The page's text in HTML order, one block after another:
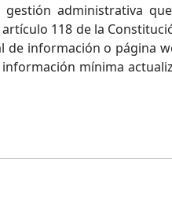
gestión administrativa
118 de la
información o página
mínima